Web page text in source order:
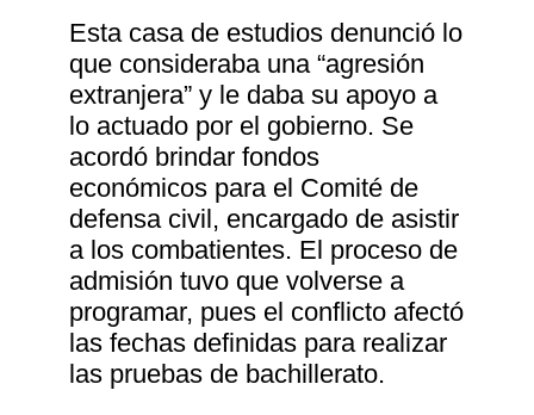
Esta casa de estudios denunció lo
que consideraba una “agresión
extranjera” y le daba su apoyo a
lo actuado por el gobierno. Se
acordó brindar fondos
económicos para el Comité de
defensa civil, encargado de asistir
a los combatientes. El proceso de
admisión tuvo que volverse a
programar, pues el conflicto afectó
las fechas definidas para realizar
las pruebas de bachillerato.